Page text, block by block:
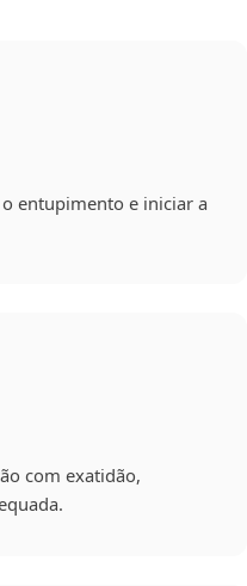
entupimento e iniciar a
com exatidão,